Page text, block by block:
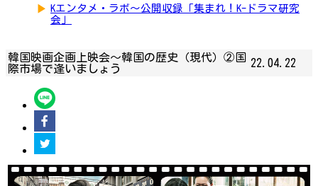
▶ Kエンタメ・ラボ～公開収録「集まれ！K-ドラマ研究
会」
韓国映画企画上映会～韓国の歴史（現代）②国
際市場で逢いましょう
22.04.22